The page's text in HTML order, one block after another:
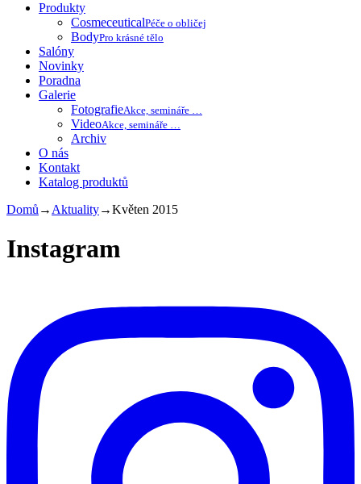
Produkty
CosmeceuticalPéče o obličej
BodyPro krásné tělo
Salóny
Novinky
Poradna
Galerie
FotografieAkce, semináře …
VideoAkce, semináře …
Archiv
O nás
Kontakt
Katalog produktů
Domů → Aktuality→Květen 2015
Instagram